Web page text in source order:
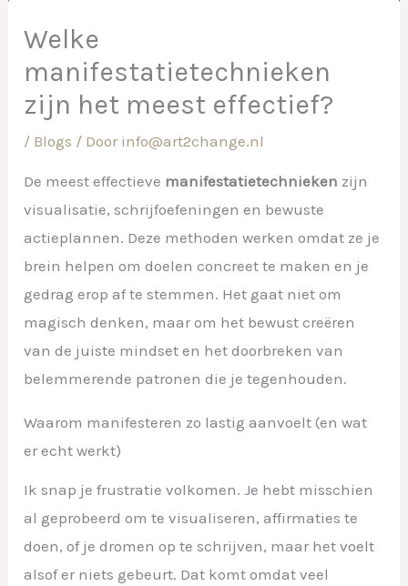
Welke
manifestatietechnieken
zijn het meest effectief?
/ Blogs / Door info@art2change.nl
De meest effectieve manifestatietechnieken zijn
visualisatie, schrijfoefeningen en bewuste
actieplannen. Deze methoden werken omdat ze je
brein helpen om doelen concreet te maken en je
gedrag erop af te stemmen. Het gaat niet om
magisch denken, maar om het bewust creëren
van de juiste mindset en het doorbreken van
belemmerende patronen die je tegenhouden.
Waarom manifesteren zo lastig aanvoelt (en wat
er echt werkt)
Ik snap je frustratie volkomen. Je hebt misschien
al geprobeerd om te visualiseren, affirmaties te
doen, of je dromen op te schrijven, maar het voelt
alsof er niets gebeurt. Dat komt omdat veel